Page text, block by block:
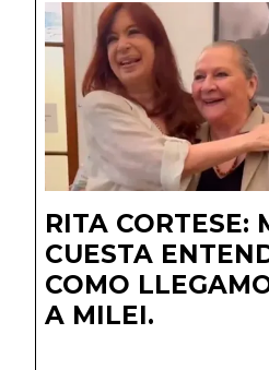
RITA CORTESE:
CUESTA
COMO
A MILEI.